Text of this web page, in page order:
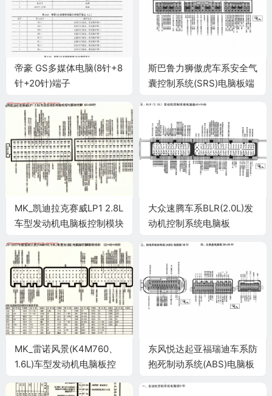
帝豪 GS多媒体电脑(8针+8
针+20针)端子
斯巴鲁力狮傲虎车系安全气
囊控制系统(SRS)电脑板端
MK_凯迪拉克赛威LP1 2.8L
车型发动机电脑板控制模块
大众速腾车系BLR(2.0L)发
动机控制系统电脑板
MK_雷诺风景(K4M760、
1.6L)车型发动机电脑板控
东风悦达起亚福瑞迪车系防
抱死制动系统(ABS)电脑板